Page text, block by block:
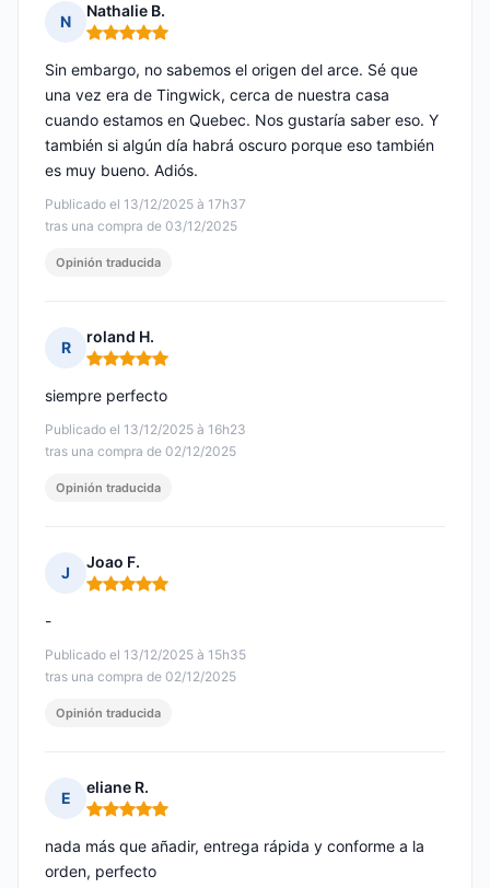
N
Nathalie B.
Nota: 5 de 5
Publicado el 13/12/2025 à 17h37
tras una compra de 03/12/2025
Sin embargo, no sabemos el origen del arce. Sé que
una vez era de Tingwick, cerca de nuestra casa
cuando estamos en Quebec. Nos gustaría saber eso. Y
también si algún día habrá oscuro porque eso también
es muy bueno. Adiós.
Opinión traducida
R
roland H.
Nota: 5 de 5
Publicado el 13/12/2025 à 16h23
tras una compra de 02/12/2025
siempre perfecto
Opinión traducida
J
Joao F.
Nota: 5 de 5
Publicado el 13/12/2025 à 15h35
tras una compra de 02/12/2025
-
Opinión traducida
E
eliane R.
Nota: 5 de 5
nada más que añadir, entrega rápida y conforme a la
orden, perfecto